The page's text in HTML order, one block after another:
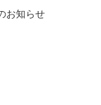
お知らせ